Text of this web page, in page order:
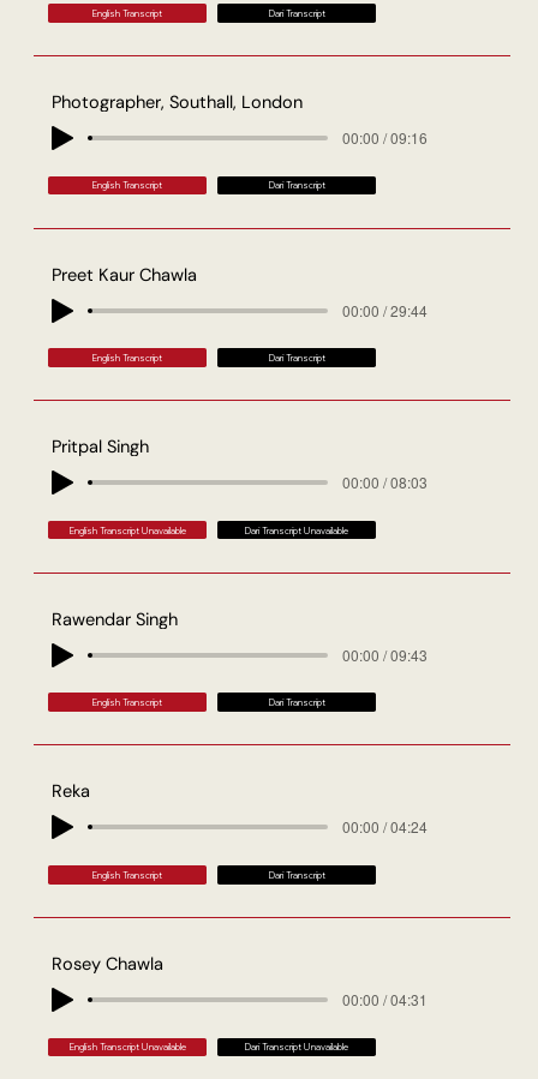
English Transcript Dari Transcript
Photographer, Southall, London
00:00 / 09:16
English Transcript Dari Transcript
Preet Kaur Chawla
00:00 / 29:44
English Transcript Dari Transcript
Pritpal Singh
00:00 / 08:03
English Transcript Unavailable Dari Transcript Unavailable
Rawendar Singh
00:00 / 09:43
English Transcript Dari Transcript
Reka
00:00 / 04:24
English Transcript Dari Transcript
Rosey Chawla
00:00 / 04:31
English Transcript Unavailable Dari Transcript Unavailable